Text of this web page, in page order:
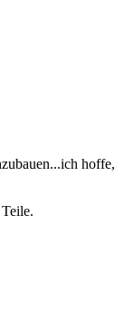
hoffe,